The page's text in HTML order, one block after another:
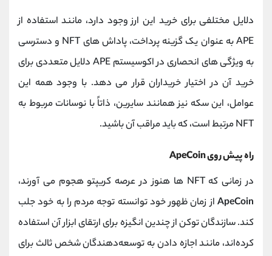
دلایل مختلفی برای خرید این ارز وجود دارد، مانند استفاده از
APE به عنوان یک گزینه پرداخت، پاداش های NFT و دسترسی
به ویژگی های انحصاری در اکوسیستم APE دلایل متعددی برای
خرید آن در اختیار خریداران قرار می دهد. با وجود همه این
عوامل، این سکه نیز همانند سایرین، ذاتاً با نوسانات مربوط به
NFT مرتبط است، که باید مراقب آن باشید.
راه پیش روی ApeCoin
در زمانی که NFT ها هنوز در عرصه کریپتو هجوم می آورند،
ApeCoin از زمان ظهور خود توانسته توجه مردم را به خود جلب
کند. سازندگان توکن از چندین انگیزه برای ارتقای ابزار آن استفاده
کرده‌اند، مانند اجازه دادن به توسعه‌دهندگان شخص ثالث برای